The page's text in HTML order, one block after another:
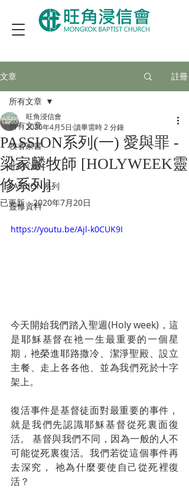
文章 註冊
所有文章
牧者家書
此刻心聲
PASSION系列
靈修資料
所有文章
PASSION系列(一) 愛與罪 -
梁家麟牧師 [HOLYWEEK靈
修系列]
旺角浸信會
2020年4月5日 讀畢需時 2 分鐘
已更新：2020年7月20日
https://youtu.be/Ajl-k0CUK9I
今天開始我們踏入聖週(Holy week)，這
是耶穌基督在衪一生最重要的一個星
期，衪榮進耶路撒冷、潔淨聖殿、設立
主餐、走上各各他、並為我們死於十字
架上。
復活事件是基督徒面對最重要的事件，
就是我們先認識耶穌基督從死裏面復
活。 基督與我們不同，因為一般的人不
可能從死裏復活。我們若從這個事件再
去深究， 祂為什麼要使自己從死裡復
活？